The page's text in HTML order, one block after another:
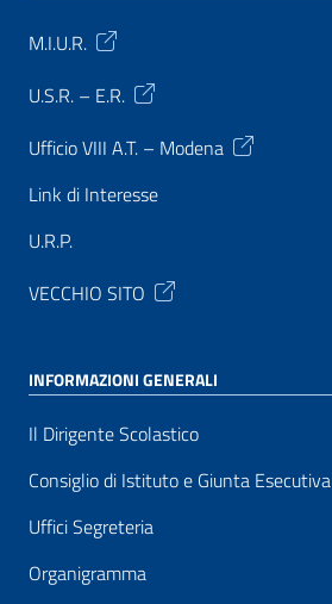
M.I.U.R.
U.S.R. – E.R.
Ufficio VIII A.T. – Modena
Link di Interesse
U.R.P.
VECCHIO SITO
INFORMAZIONI GENERALI
Il Dirigente Scolastico
Consiglio di Istituto e Giunta Esecutiva
Uffici Segreteria
Organigramma